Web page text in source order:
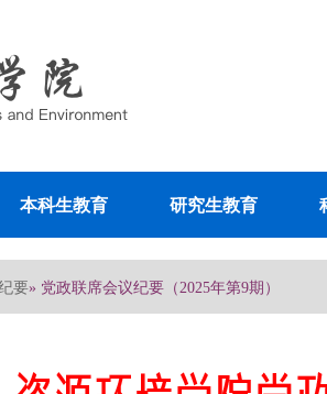
本科生教育 研究生教育
要» 党政联席会议纪要（2025年第9期）